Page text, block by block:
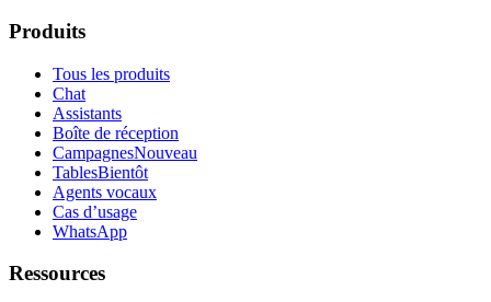
Produits
Tous les produits
Chat
Assistants
Boîte de réception
CampagnesNouveau
TablesBientôt
Agents vocaux
Cas d’usage
WhatsApp
Ressources